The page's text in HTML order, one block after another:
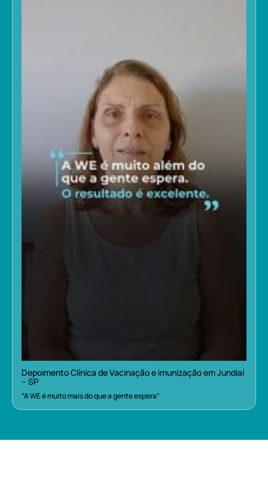
Depoimento Clínica de Vacinação e imunização em Jundiaí
– SP
“A WE é muito mais do que a gente espera”